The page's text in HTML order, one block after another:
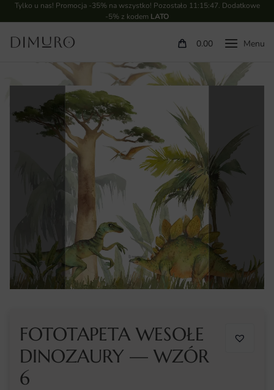
Tylko u nas! Promocja -35% na wszystko! Pozostało 11:15:46. Dodatkowe
-5% z kodem LATO
0.00
FOTOTAPETA WESOŁE
DINOZAURY — WZÓR
6